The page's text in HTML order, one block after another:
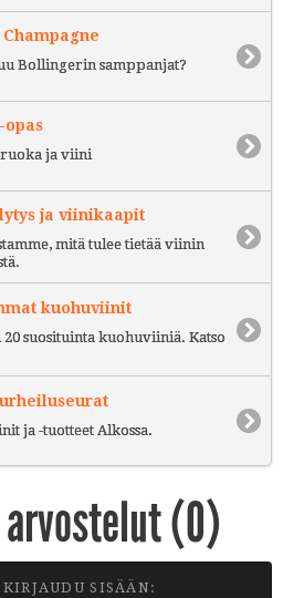
Bollingerin samppanjat?
ja viini
ja viinikaapit
mitä tulee tietää viinin
kuohuviinit
suosituinta kuohuviiniä. Katso
ja -tuotteet Alkossa.
(0)
SISÄÄN: